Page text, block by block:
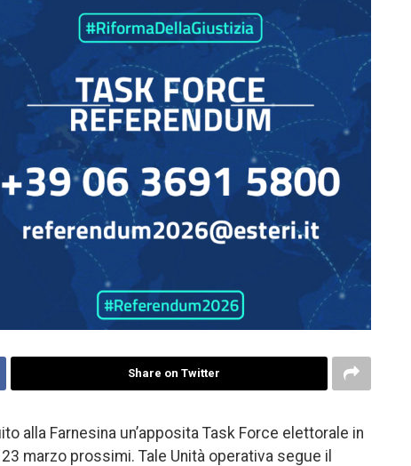
Share on Twitter
alla Farnesina un’apposita Task Force elettorale in
marzo prossimi. Tale Unità operativa segue il